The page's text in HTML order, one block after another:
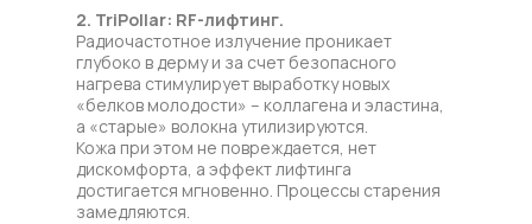
2. TriPollar: RF-лифтинг.
Радиочастотное излучение проникает
глубоко в дерму и за счет безопасного
нагрева стимулирует выработку новых
«белков молодости» – коллагена и эластина,
а «старые» волокна утилизируются.
Кожа при этом не повреждается, нет
дискомфорта, а эффект лифтинга
достигается мгновенно. Процессы старения
замедляются.